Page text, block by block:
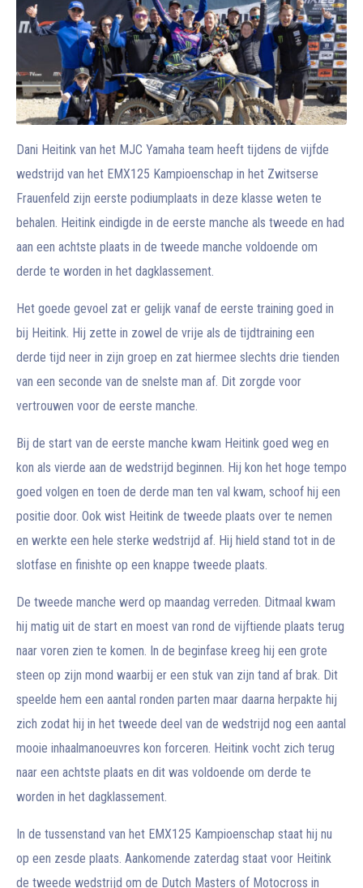
Dani Heitink van het MJC Yamaha team heeft tijdens de vijfde
wedstrijd van het EMX125 Kampioenschap in het Zwitserse
Frauenfeld zijn eerste podiumplaats in deze klasse weten te
behalen. Heitink eindigde in de eerste manche als tweede en had
aan een achtste plaats in de tweede manche voldoende om
derde te worden in het dagklassement.
Het goede gevoel zat er gelijk vanaf de eerste training goed in
bij Heitink. Hij zette in zowel de vrije als de tijdtraining een
derde tijd neer in zijn groep en zat hiermee slechts drie tienden
van een seconde van de snelste man af. Dit zorgde voor
vertrouwen voor de eerste manche.
Bij de start van de eerste manche kwam Heitink goed weg en
kon als vierde aan de wedstrijd beginnen. Hij kon het hoge tempo
goed volgen en toen de derde man ten val kwam, schoof hij een
positie door. Ook wist Heitink de tweede plaats over te nemen
en werkte een hele sterke wedstrijd af. Hij hield stand tot in de
slotfase en finishte op een knappe tweede plaats.
De tweede manche werd op maandag verreden. Ditmaal kwam
hij matig uit de start en moest van rond de vijftiende plaats terug
naar voren zien te komen. In de beginfase kreeg hij een grote
steen op zijn mond waarbij er een stuk van zijn tand af brak. Dit
speelde hem een aantal ronden parten maar daarna herpakte hij
zich zodat hij in het tweede deel van de wedstrijd nog een aantal
mooie inhaalmanoeuvres kon forceren. Heitink vocht zich terug
naar een achtste plaats en dit was voldoende om derde te
worden in het dagklassement.
In de tussenstand van het EMX125 Kampioenschap staat hij nu
op een zesde plaats. Aankomende zaterdag staat voor Heitink
de tweede wedstrijd om de Dutch Masters of Motocross in